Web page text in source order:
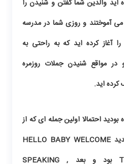
اید والدین شما گفتن و شنیدن را
آموختند و روزی شما در مدرسه
آغاز کرده اید که به راحتی به
مواقع شنیدن جملات روزمره
کرده اید.
بودید احتمالا اولین جمله ای که از
والدین خود می شنیدید HELLO BABY WELCOME
TO THE WORLD بود و بعد SPEAKING ,